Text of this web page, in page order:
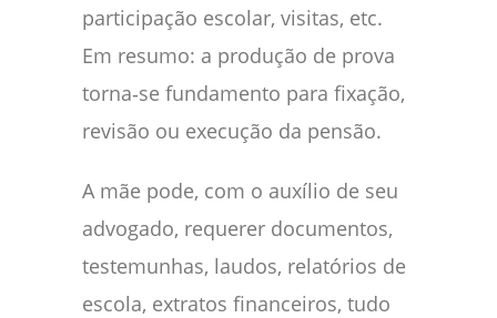
participação escolar, visitas, etc.
Em resumo: a produção de prova
torna‑se fundamento para fixação,
revisão ou execução da pensão.
A mãe pode, com o auxílio de seu
advogado, requerer documentos,
testemunhas, laudos, relatórios de
escola, extratos financeiros, tudo